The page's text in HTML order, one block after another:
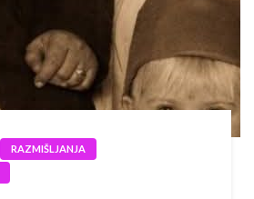
RAZMIŠLJANJA